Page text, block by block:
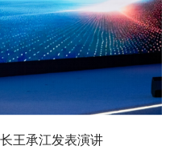
王承江发表演讲